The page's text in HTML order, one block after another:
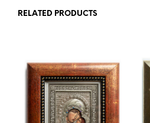
RELATED PRODUCTS